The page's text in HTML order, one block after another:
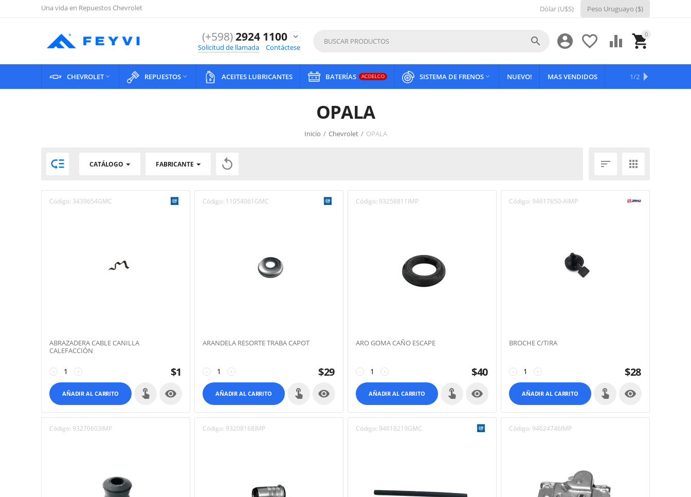
Una vida en Repuestos Chevrolet Dólar (U$S) Peso Uruguayo ($)
(+598)2924 1100
expand_more
Solicitud de llamada
Contáctese
0

 


CHEVROLET REPUESTOS  ACEITES LUBRICANTES BATERÍAS ACDELCO SISTEMA DE FRENOS  NUEVO! MAS VENDIDOS OFERTAS
1/2
OPALA
Inicio / Chevrolet / OPALA
 CATÁLOGO FABRICANTE   
Código: 3439654GMC
ABRAZADERA CABLE CANILLA
CALEFACCIÓN
+
− $1
AÑADIR AL CARRITO 
Código: 11054061GMC
ARANDELA RESORTE TRABA CAPOT
+
− $29
AÑADIR AL CARRITO 
Código: 93258811IMP
ARO GOMA CAÑO ESCAPE
+
− $40
AÑADIR AL CARRITO 
Código: 94617650-AIMP
BROCHE C/TIRA
+
− $28
AÑADIR AL CARRITO 
Código: 93270603IMP Código: 93208168IMP Código: 94618219GMC Código: 94624746IMP